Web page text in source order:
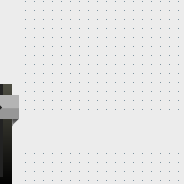
nudila pomoć u mršavljenju na
uzimala novac (između 5 i 50
ne treniraju, no ljudima su
ako su ispunili tražene zahtjeve.